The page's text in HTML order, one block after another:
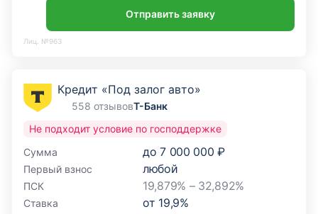
Отправить заявку
Лиц. №963
Кредит «Под залог авто»
558 отзывовТ-Банк
Сумма до 7 000 000 ₽
Первый взнос любой
ПСК 19,879% – 32,892%
Ставка от 19,9%
Не подходит условие по господдержке